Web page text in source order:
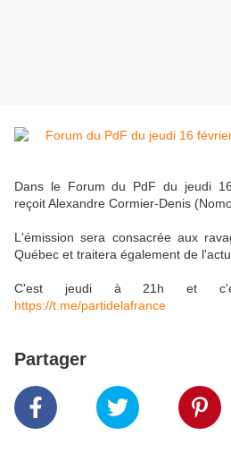
Dans le Forum du PdF du jeudi
reçoit Alexandre Cormier-Denis
L'émission sera consacrée aux
Québec et traitera également de
C'est jeudi à 21h et
https://t.me/partidelafrance
Partager